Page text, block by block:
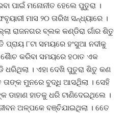
ପାଇଁ ମନୋନୀତ ହେଲେ ପୁତୁରା ।
ମାସ ୨୦ ତାରିଖ ସନ୍ଧ୍ୟାରେ ।
ରାଜନଗର ବ୍ଲକ କଣ୍ଡିରା ଗାଁର ଶିତୁ
ପ୍ରାୟ ୮ଟା ସମୟରେ ହଂସୁଆ ନଦୀକୁ
କରିବା ସମୟରେ ହଠାତ ଏକ
। ଏହା ଦେଖି ପୁତୁରା ଶିତୁ କଣ
ତାଙ୍କ ମୁନରେ ବୁଦ୍ଧି ଆସଥିିଲା । ସେହି
ଡାହାଣ ହାତକୁ ଧରି ଟାଣିଦେଇଥିଲେ ।
ଅଳ୍ପକେ ବଞ୍ଚିଯାଇଥିଲା । ତେେ